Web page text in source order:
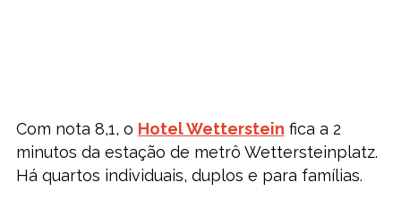
Com nota 8,1, o Hotel Wetterstein fica a 2
minutos da estação de metrô Wettersteinplatz.
Há quartos individuais, duplos e para famílias.